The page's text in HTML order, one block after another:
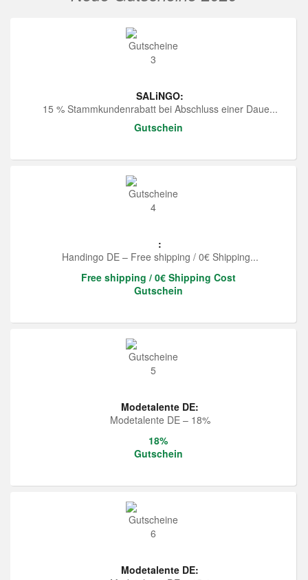
SALiNGO:
15 % Stammkundenrabatt bei Abschluss einer Daue...
Gutschein
:
Handingo DE – Free shipping / 0€ Shipping...
Free shipping / 0€ Shipping Cost
Gutschein
Modetalente DE:
Modetalente DE – 18%
18%
Gutschein
Modetalente DE: